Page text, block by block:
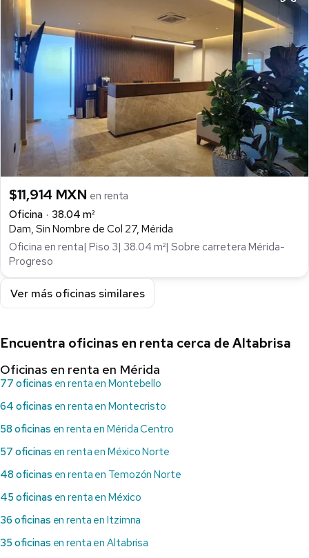
$11,914 MXN en renta
Oficina
38.04 m²
Dam, Sin Nombre de Col 27, Mérida
Oficina en renta| Piso 3| 38.04 m²| Sobre carretera Mérida-
Progreso
Ver más oficinas similares
Encuentra oficinas en renta cerca de Altabrisa
Oficinas en renta en Mérida
77 oficinas en renta en Montebello
64 oficinas en renta en Montecristo
58 oficinas en renta en Mérida Centro
57 oficinas en renta en México Norte
48 oficinas en renta en Temozón Norte
45 oficinas en renta en México
36 oficinas en renta en Itzimna
35 oficinas en renta en Altabrisa